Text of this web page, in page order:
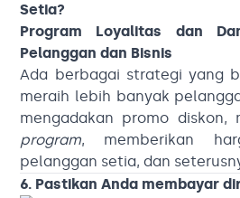
Setia?
Program Loyalitas dan
Pelanggan dan Bisnis
Ada berbagai strategi yang
meraih lebih banyak
mengadakan promo diskon,
program, memberikan
pelanggan setia, dan
6. Pastikan Anda membayar